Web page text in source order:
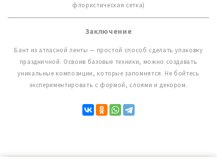
флористическая сетка)
Заключение
Бант из атласной ленты — простой способ сделать упаковку
праздничной. Освоив базовые техники, можно создавать
уникальные композиции, которые запомнятся. Не бойтесь
экспериментировать с формой, слоями и декором.